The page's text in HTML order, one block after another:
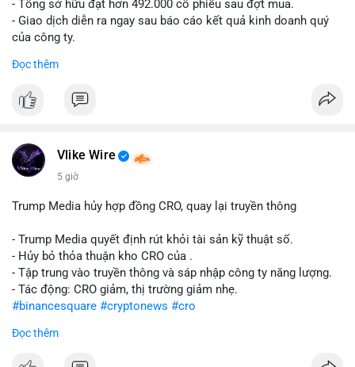
- Tổng sở hữu đạt hơn 492.000 cổ phiếu sau đợt mua.
- Giao dịch diễn ra ngay sau báo cáo kết quả kinh doanh quý
của công ty.
#abtc #cryptonews
$btc $eth
📰 Nguồn: CoinDesk
Đọc thêm
Vlike Wire
5 giờ
Trump Media hủy hợp đồng CRO, quay lại truyền thông
- Trump Media quyết định rút khỏi tài sản kỹ thuật số.
- Hủy bỏ thỏa thuận kho CRO của .
- Tập trung vào truyền thông và sáp nhập công ty năng lượng.
- Tác động: CRO giảm, thị trường giảm nhẹ.
#binancesquare #cryptonews #cro
$cro
Đọc thêm